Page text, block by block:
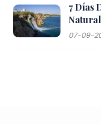
7 Días
07-09-